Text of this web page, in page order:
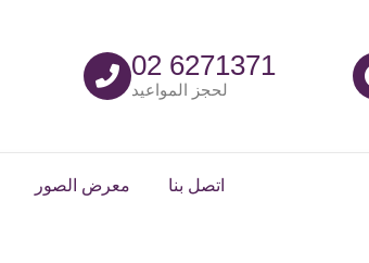
02 6271371
لحجز المواعيد
معرض الصور اتصل بنا